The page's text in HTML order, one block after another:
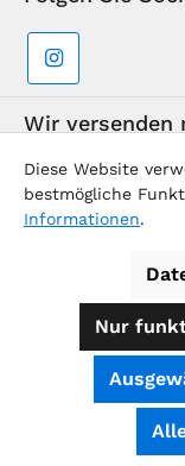
Wir versenden
Alle Preise
Versandkostenund
© 2026 -
Diese Website
bestmögliche
Informationen.
Nur
SEHR GUT
Informationen